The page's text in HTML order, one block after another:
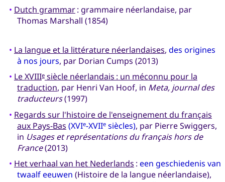
• Dutch grammar: grammaire néerlandaise, par
Thomas Marshall (1854)
• La langue et la littérature néerlandaises, des origines
à nos jours, par Dorian Cumps (2013)
• Le XVIIIesiècle néerlandais : un méconnu pour la
traduction, par Henri Van Hoof, in Meta, journal des
traducteurs(1997)
• Regards sur l'histoire de l'enseignement du français
aux Pays-Bas (XVIe-XVIIesiècles), par Pierre Swiggers,
in Usages et représentations du français hors de
France(2013)
• Het verhaal van het Nederlands : een geschiedenis van
twaalf eeuwen (Histoire de la langue néerlandaise),